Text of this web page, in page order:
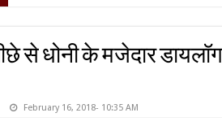
से धोनी के मजेदार
February 16, 2018- 10:35 AM